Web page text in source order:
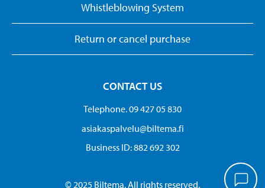
Whistleblowing System
Return or cancel purchase
CONTACT US
Telephone. 09 427 05 830
asiakaspalvelu@biltema.fi
Business ID:​ 882 692 302
© 2025 Biltema. All rights reserved.